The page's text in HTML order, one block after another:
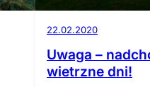
22.02.2020
Uwaga –
wietrzne dni!